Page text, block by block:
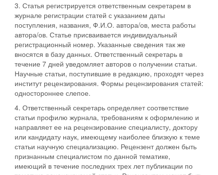
3. Статья регистрируется ответственным секретарем в
журнале регистрации статей с указанием даты
поступления, названия, Ф.И.О. автора/ов, места работы
автора/ов. Статье присваивается индивидуальный
регистрационный номер. Указанные сведения так же
вносятся в базу данных. Ответственный секретарь в
течение 7 дней уведомляет авторов о получении статьи.
Научные статьи, поступившие в редакцию, проходят через
институт рецензирования. Формы рецензирования статей:
одностороннее слепое.
4. Ответственный секретарь определяет соответствие
статьи профилю журнала, требованиям к оформлению и
направляет ее на рецензирование специалисту, доктору
или кандидату наук, имеющему наиболее близкую к теме
статьи научную специализацию. Рецензент должен быть
признанным специалистом по данной тематике,
имеющий в течение последних трех лет публикации по